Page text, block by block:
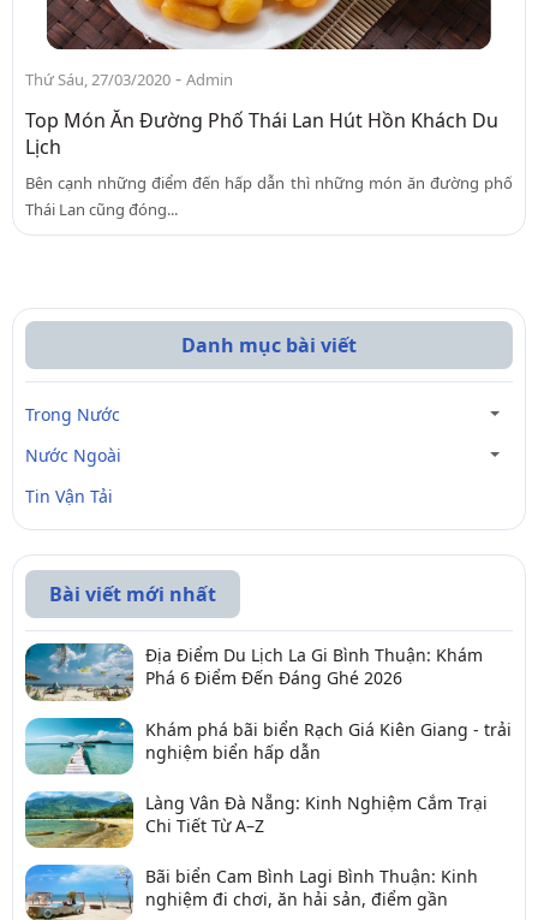
Thứ Sáu, 27/03/2020 - Admin
Top Món Ăn Đường Phố Thái Lan Hút Hồn Khách Du
Lịch
Bên cạnh những điểm đến hấp dẫn thì những món ăn đường phố
Thái Lan cũng đóng...
Danh mục bài viết
Trong Nước
Nước Ngoài
Tin Vận Tải
Bài viết mới nhất
Địa Điểm Du Lịch La Gi Bình Thuận: Khám
Phá 6 Điểm Đến Đáng Ghé 2026
Khám phá bãi biển Rạch Giá Kiên Giang - trải
nghiệm biển hấp dẫn
Làng Vân Đà Nẵng: Kinh Nghiệm Cắm Trại
Chi Tiết Từ A–Z
Bãi biển Cam Bình Lagi Bình Thuận: Kinh
nghiệm đi chơi, ăn hải sản, điểm gần